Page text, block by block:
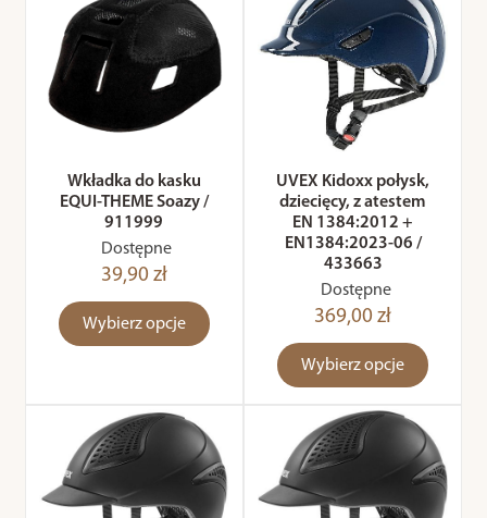
Wkładka do kasku
EQUI-THEME Soazy /
911999
Dostępne
39,90 zł
Wybierz opcje
UVEX Kidoxx połysk,
dziecięcy, z atestem
EN 1384:2012 +
EN1384:2023-06 /
433663
Dostępne
369,00 zł
Wybierz opcje